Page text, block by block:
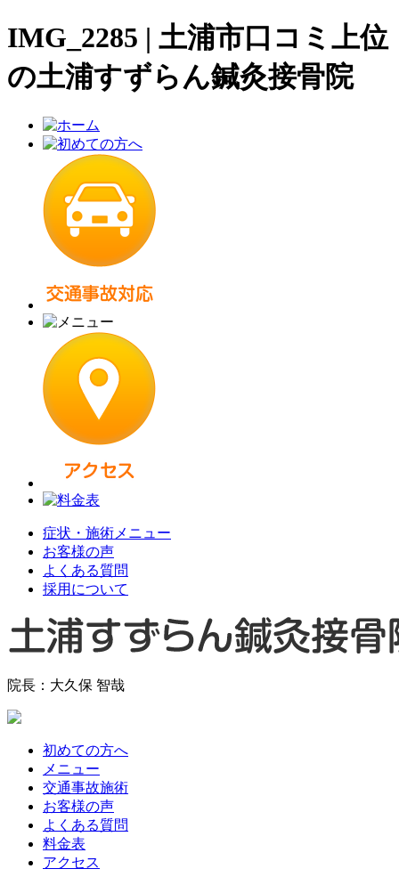
IMG_2285 | 土浦市口コミ上位
の土浦すずらん鍼灸接骨院
症状・施術メニュー
お客様の声
よくある質問
採用について
院長：大久保 智哉
初めての方へ
メニュー
交通事故施術
お客様の声
よくある質問
料金表
アクセス